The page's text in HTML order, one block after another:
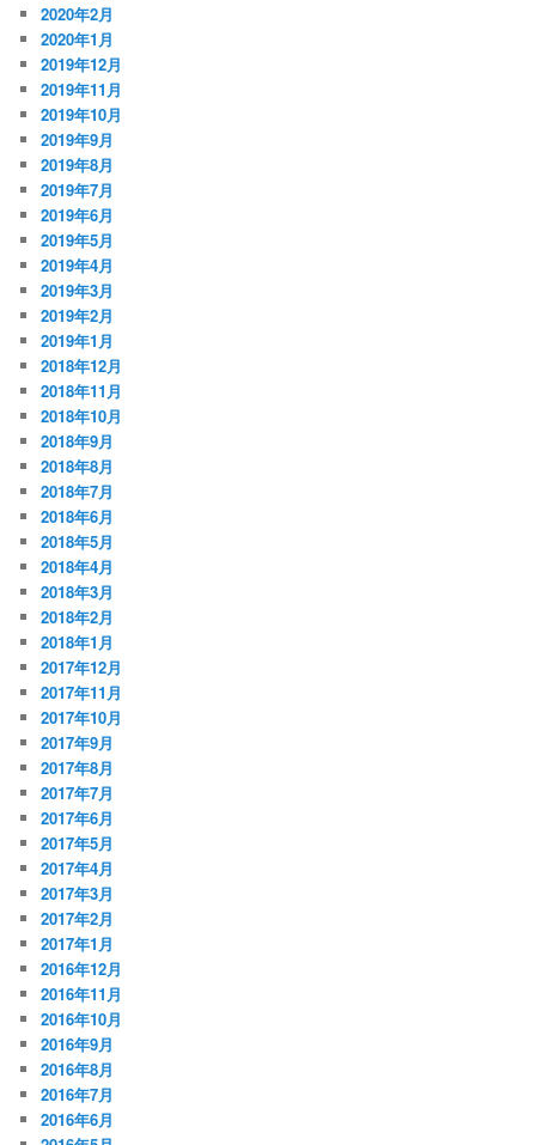
2020年2月
2020年1月
2019年12月
2019年11月
2019年10月
2019年9月
2019年8月
2019年7月
2019年6月
2019年5月
2019年4月
2019年3月
2019年2月
2019年1月
2018年12月
2018年11月
2018年10月
2018年9月
2018年8月
2018年7月
2018年6月
2018年5月
2018年4月
2018年3月
2018年2月
2018年1月
2017年12月
2017年11月
2017年10月
2017年9月
2017年8月
2017年7月
2017年6月
2017年5月
2017年4月
2017年3月
2017年2月
2017年1月
2016年12月
2016年11月
2016年10月
2016年9月
2016年8月
2016年7月
2016年6月